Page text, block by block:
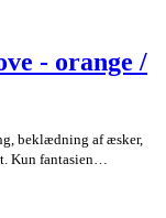
- orange /
beklædning af æsker,
Kun fantasien…